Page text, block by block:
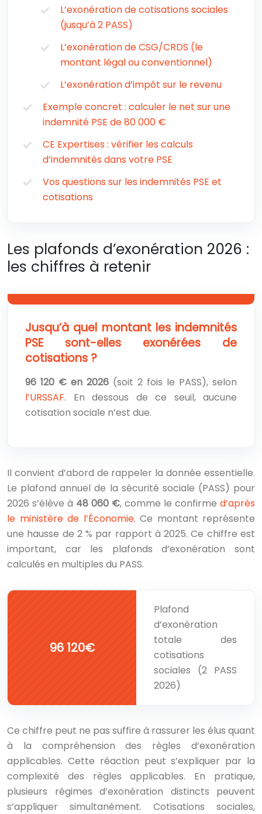
L’exonération de cotisations sociales
(jusqu’à 2 PASS)
L’exonération de CSG/CRDS (le
montant légal ou conventionnel)
L’exonération d’impôt sur le revenu
Exemple concret : calculer le net sur une
indemnité PSE de 80 000 €
CE Expertises : vérifier les calculs
d’indemnités dans votre PSE
Vos questions sur les indemnités PSE et
cotisations
Les plafonds d’exonération 2026 :
les chiffres à retenir
Jusqu’à quel montant les indemnités
PSE sont-elles exonérées de
cotisations ?
96 120 € en 2026 (soit 2 fois le PASS), selon
l’URSSAF. En dessous de ce seuil, aucune
cotisation sociale n’est due.
Il convient d’abord de rappeler la donnée essentielle.
Le plafond annuel de la sécurité sociale (PASS) pour
2026 s’élève à 48 060 €, comme le confirme d’après
le ministère de l’Économie. Ce montant représente
une hausse de 2 % par rapport à 2025. Ce chiffre est
important, car les plafonds d’exonération sont
calculés en multiples du PASS.
96 120€
Plafond
d’exonération
totale des
cotisations
sociales (2 PASS
2026)
Ce chiffre peut ne pas suffire à rassurer les élus quant
à la compréhension des règles d’exonération
applicables. Cette réaction peut s’expliquer par la
complexité des règles applicables. En pratique,
plusieurs régimes d’exonération distincts peuvent
s’appliquer simultanément. Cotisations sociales,